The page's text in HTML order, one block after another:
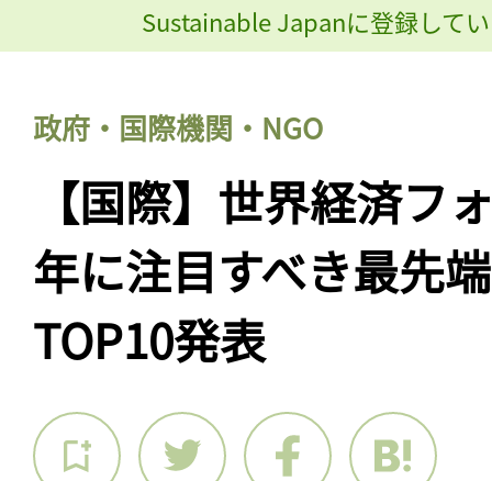
Sustainable Japanに登録して
政府・国際機関・NGO
【国際】世界経済フ
年に注目すべき最先
TOP10発表